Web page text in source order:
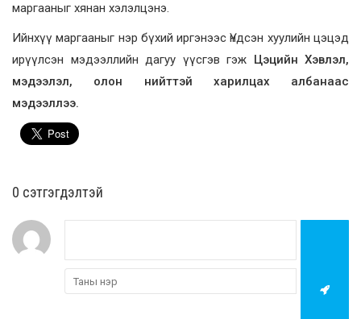
маргааныг хянан хэлэлцэнэ.
Ийнхүү маргааныг нэр бүхий иргэнээс Үндсэн хуулийн цэцэд
ирүүлсэн мэдээллийн дагуу үүсгэв гэж Цэцийн Хэвлэл,
мэдээлэл, олон нийттэй харилцах албанаас
мэдээллээ.
0 cэтгэгдэлтэй